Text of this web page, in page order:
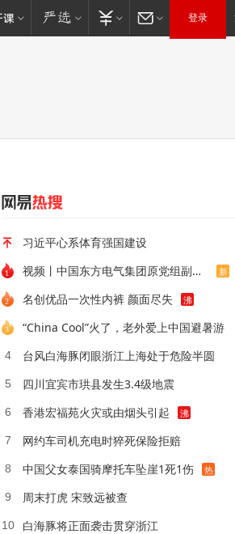
登录
习近平心系体育强国建设
视频丨中国东方电气集团原党组副书记、董事宋致远被查 新
名创优品一次性内裤 颜面尽失 沸
“China Cool”火了，老外爱上中国避暑游
4 台风白海豚闭眼浙江上海处于危险半圆
5 四川宜宾市珙县发生3.4级地震
6 香港宏福苑火灾或由烟头引起 沸
7 网约车司机充电时猝死保险拒赔
8 中国父女泰国骑摩托车坠崖1死1伤 热
9 周末打虎 宋致远被查
10 白海豚将正面袭击贯穿浙江